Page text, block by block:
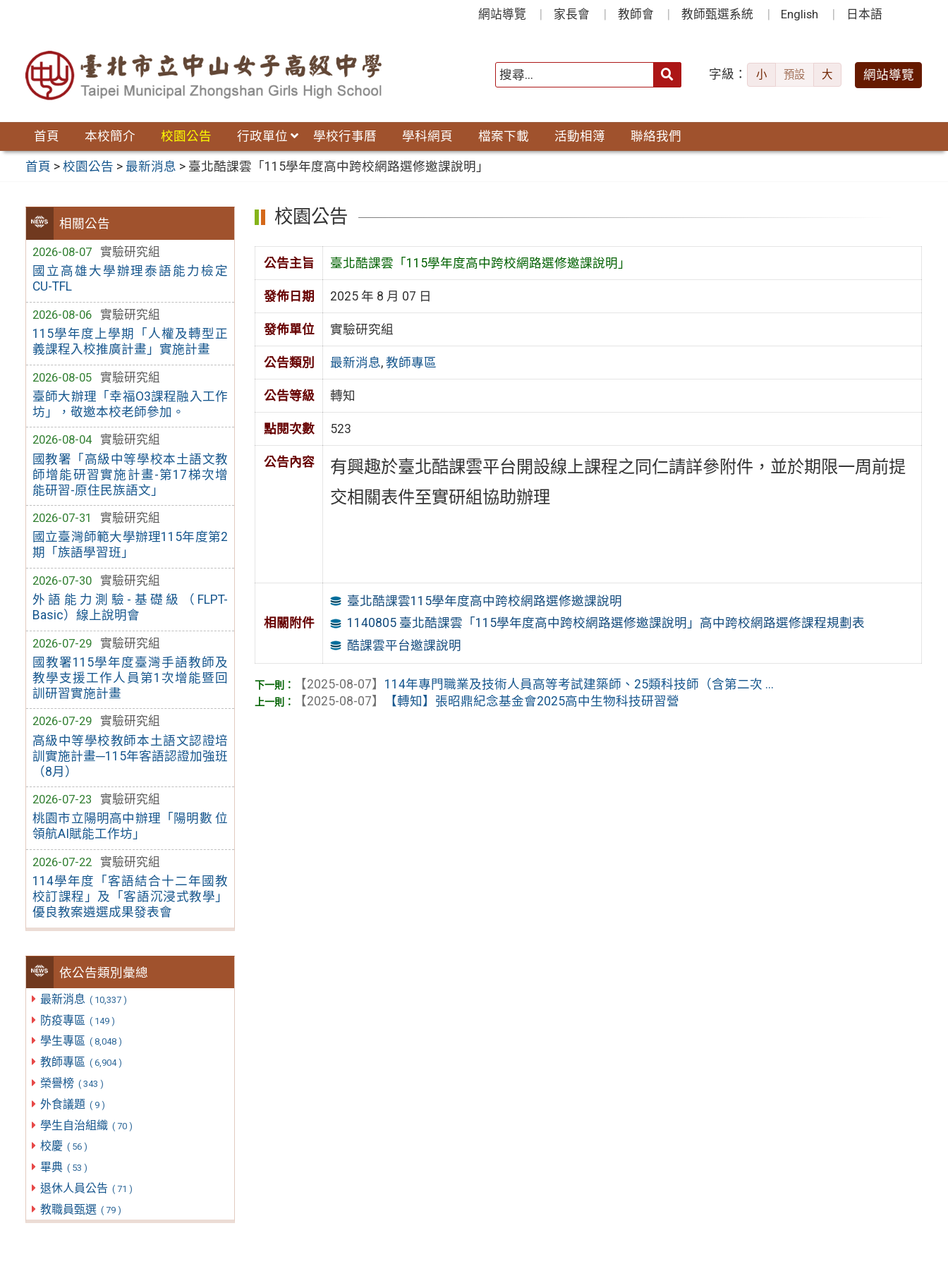
網站導覽 家長會 教師會 教師甄選系統 English 日本語
字級： 小 預設 大 網站導覽
首頁 本校簡介 校園公告 行政單位 學校行事曆 學科網頁 檔案下載 活動相簿 聯絡我們
首頁 >校園公告 > 最新消息 > 臺北酷課雲「115學年度高中跨校網路選修邀課說明」
相關公告
2026-08-07
實驗研究組
國立高雄大學辦理泰語能力檢定
CU-TFL
2026-08-06
實驗研究組
115學年度上學期「人權及轉型正
義課程入校推廣計畫」實施計畫
2026-08-05
實驗研究組
臺師大辦理「幸福O3課程融入工作
坊」，敬邀本校老師參加。
2026-08-04
實驗研究組
國教署「高級中等學校本土語文教
師增能研習實施計畫-第17梯次增
能研習-原住民族語文」
2026-07-31
實驗研究組
國立臺灣師範大學辦理115年度第2
期「族語學習班」
2026-07-30
實驗研究組
外語能力測驗-基礎級（FLPT-
Basic）線上說明會
2026-07-29
實驗研究組
國教署115學年度臺灣手語教師及
教學支援工作人員第1次增能暨回
訓研習實施計畫
2026-07-29
實驗研究組
高級中等學校教師本土語文認證培
訓實施計畫─115年客語認證加強班
（8月）
2026-07-23
實驗研究組
桃園市立陽明高中辦理「陽明數 位
領航AI賦能工作坊」
2026-07-22
實驗研究組
114學年度「客語結合十二年國教
校訂課程」及「客語沉浸式教學」
優良教案遴選成果發表會
依公告類別彙總
最新消息 ( 10,337 )
防疫專區 ( 149 )
學生專區 ( 8,048 )
教師專區 ( 6,904 )
榮譽榜 ( 343 )
外食議題 ( 9 )
學生自治組織 ( 70 )
校慶 ( 56 )
畢典 ( 53 )
退休人員公告 ( 71 )
教職員甄選 ( 79 )
校園公告
公告主旨 臺北酷課雲「115學年度高中跨校網路選修邀課說明」
發佈日期 2025 年 8 月 07 日
發佈單位 實驗研究組
公告類別 最新消息, 教師專區
公告等級 轉知
點閱次數 523
公告內容
有興趣於臺北酷課雲平台開設線上課程之同仁請詳參附件，並於期限一周前提
交相關表件至實研組協助辦理
相關附件
臺北酷課雲115學年度高中跨校網路選修邀課說明
1140805 臺北酷課雲「115學年度高中跨校網路選修邀課說明」高中跨校網路選修課程規劃表
酷課雲平台邀課說明
【2025-08-07】 114年專門職業及技術人員高等考試建築師、25類科技師（含第二次 ...
【2025-08-07】
【轉知】張昭鼎紀念基金會2025高中生物科技研習營